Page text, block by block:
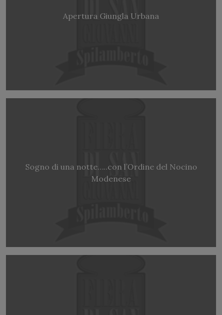
Apertura Giungla Urbana
Sogno di una notte…..con l’Ordine del Nocino
Modenese